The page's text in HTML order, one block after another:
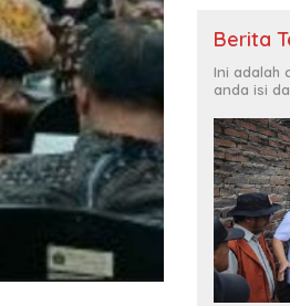
Berita
Ini adalah
anda isi